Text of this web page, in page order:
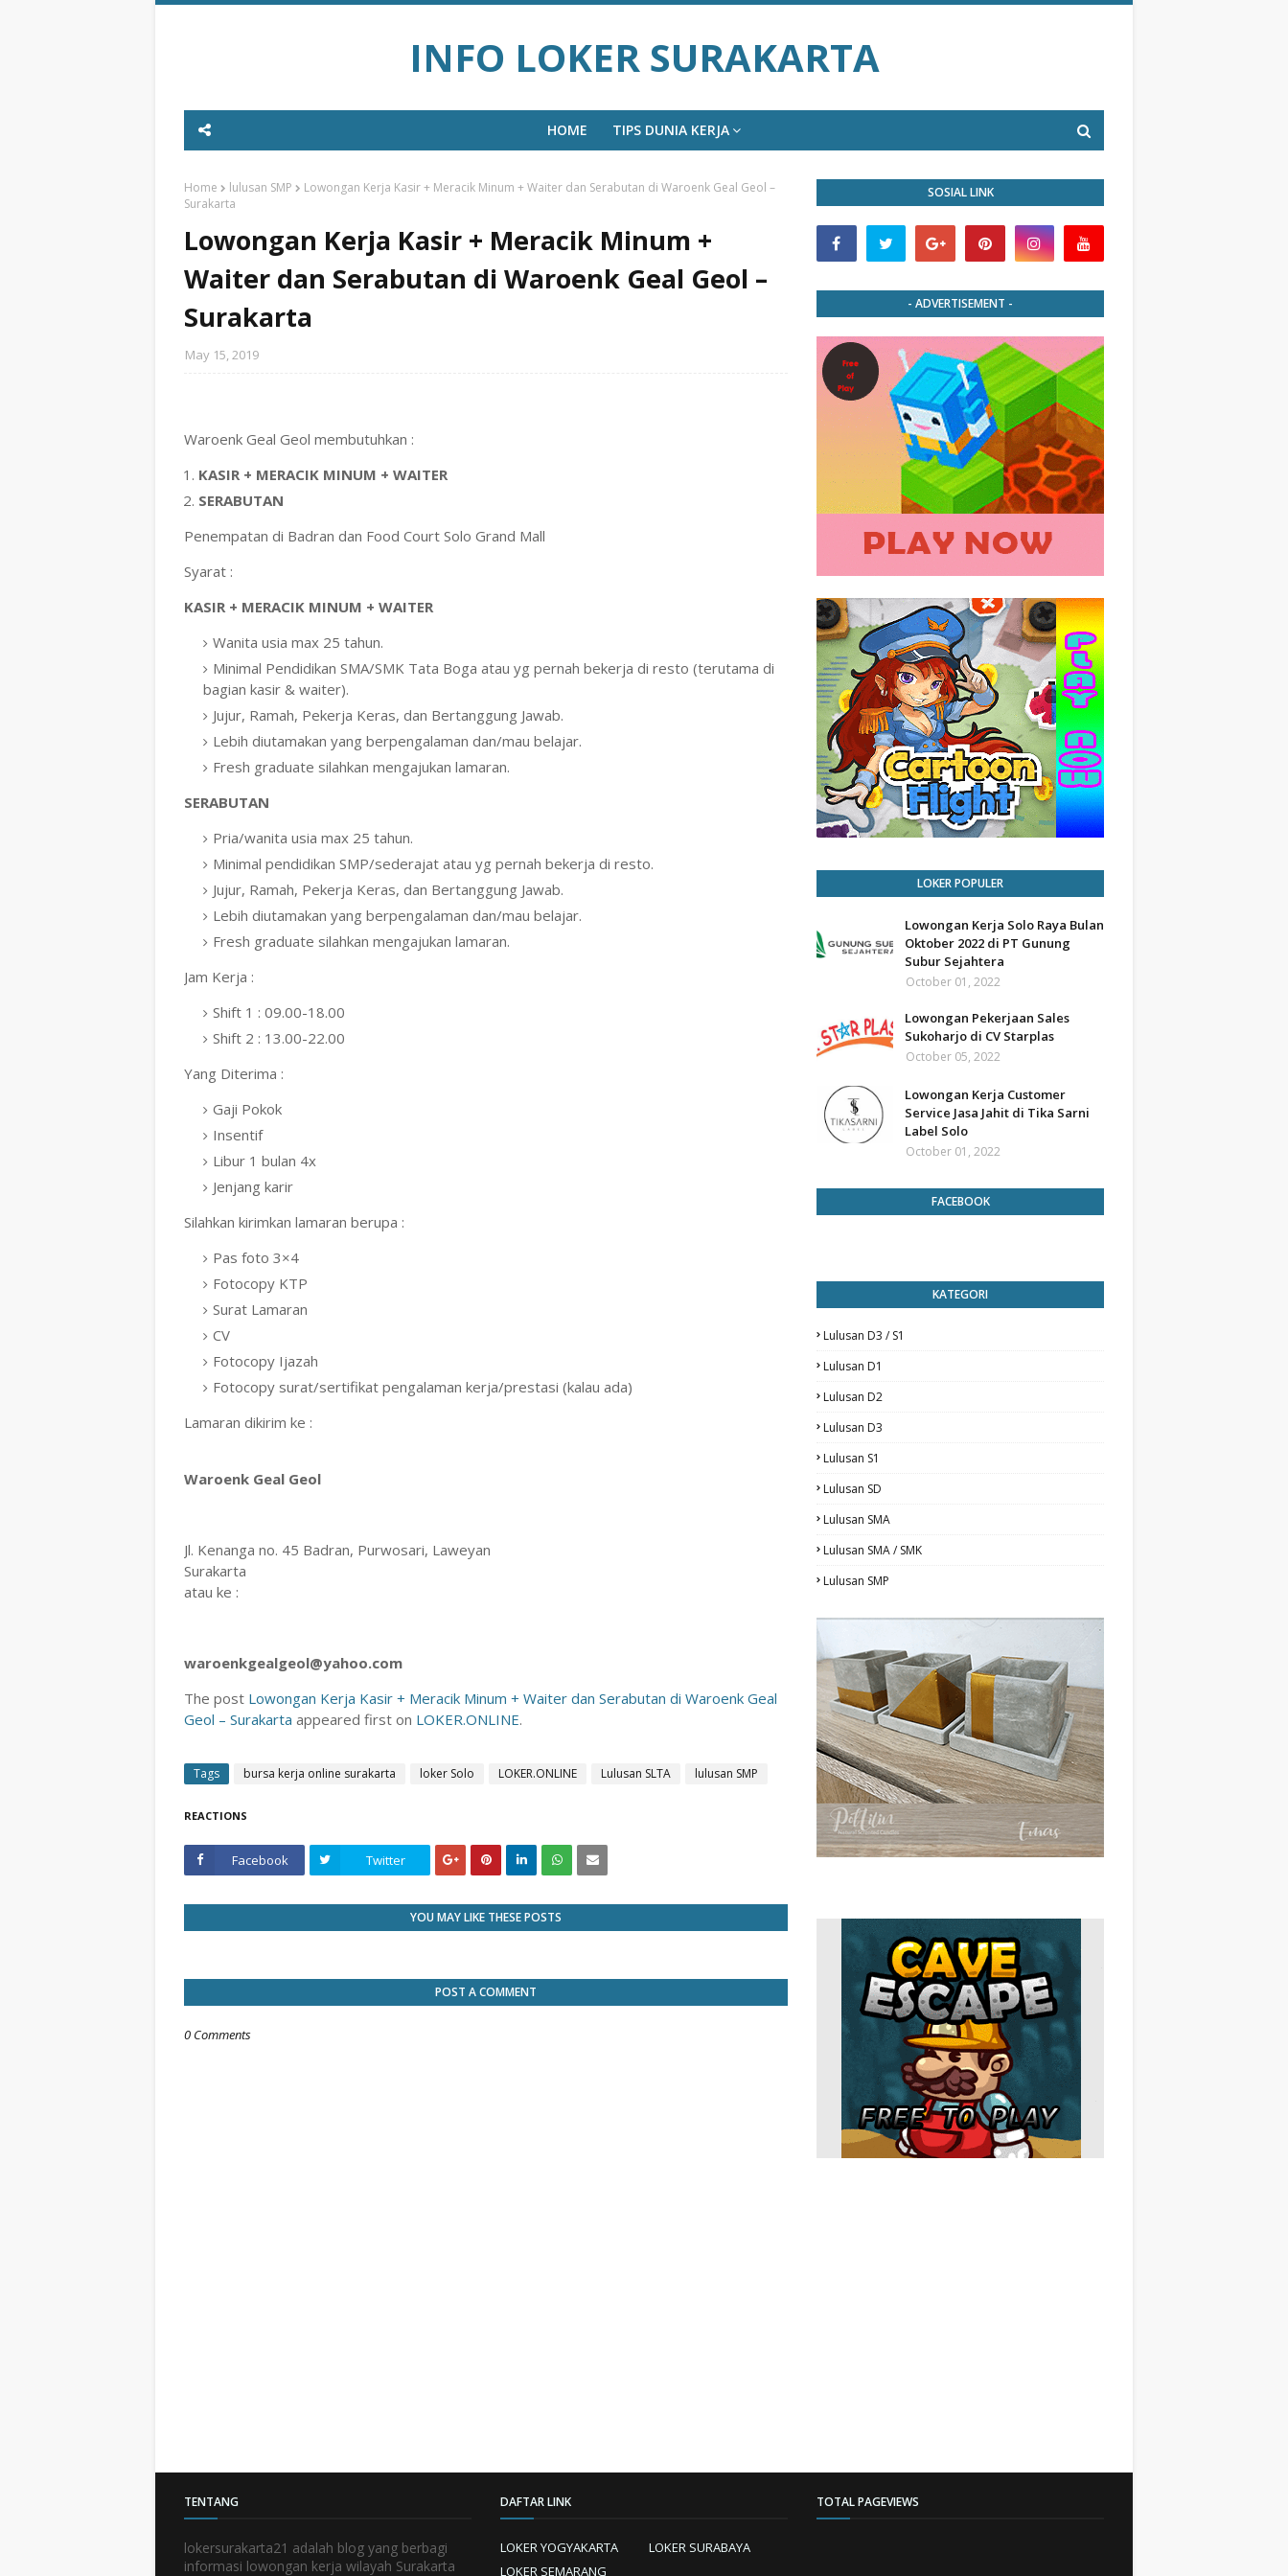
INFO LOKER SURAKARTA
HOME TIPS DUNIA KERJA
Home lulusan SMP
Lowongan Kerja Kasir + Meracik Minum + Waiter dan Serabutan di Waroenk Geal Geol –
Surakarta
Lowongan Kerja Kasir + Meracik Minum +
Waiter dan Serabutan di Waroenk Geal Geol –
Surakarta
May 15, 2019
Waroenk Geal Geol membutuhkan :
KASIR + MERACIK MINUM + WAITER
SERABUTAN
Penempatan di Badran dan Food Court Solo Grand Mall
Syarat :
KASIR + MERACIK MINUM + WAITER
Wanita usia max 25 tahun.
Minimal Pendidikan SMA/SMK Tata Boga atau yg pernah bekerja di resto (terutama di
bagian kasir & waiter).
Jujur, Ramah, Pekerja Keras, dan Bertanggung Jawab.
Lebih diutamakan yang berpengalaman dan/mau belajar.
Fresh graduate silahkan mengajukan lamaran.
SERABUTAN
Pria/wanita usia max 25 tahun.
Minimal pendidikan SMP/sederajat atau yg pernah bekerja di resto.
Jujur, Ramah, Pekerja Keras, dan Bertanggung Jawab.
Lebih diutamakan yang berpengalaman dan/mau belajar.
Fresh graduate silahkan mengajukan lamaran.
Jam Kerja :
Shift 1 : 09.00-18.00
Shift 2 : 13.00-22.00
Yang Diterima :
Gaji Pokok
Insentif
Libur 1 bulan 4x
Jenjang karir
Silahkan kirimkan lamaran berupa :
Pas foto 3×4
Fotocopy KTP
Surat Lamaran
CV
Fotocopy Ijazah
Fotocopy surat/sertifikat pengalaman kerja/prestasi (kalau ada)
Lamaran dikirim ke :
Waroenk Geal Geol
Jl. Kenanga no. 45 Badran, Purwosari, Laweyan
Surakarta
atau ke :
waroenkgealgeol@yahoo.com
The post Lowongan Kerja Kasir + Meracik Minum + Waiter dan Serabutan di Waroenk Geal
Geol – Surakarta appeared first on LOKER.ONLINE.
Tags bursa kerja online surakarta loker Solo LOKER.ONLINE Lulusan SLTA lulusan SMP
REACTIONS
Facebook Twitter
YOU MAY LIKE THESE POSTS
POST A COMMENT
0 Comments
SOSIAL LINK
- ADVERTISEMENT -
LOKER POPULER
Lowongan Kerja Solo Raya Bulan
Oktober 2022 di PT Gunung
Subur Sejahtera
October 01, 2022
Lowongan Pekerjaan Sales
Sukoharjo di CV Starplas
October 05, 2022
Lowongan Kerja Customer
Service Jasa Jahit di Tika Sarni
Label Solo
October 01, 2022
FACEBOOK
KATEGORI
Lulusan D3 / S1
Lulusan D1
Lulusan D2
Lulusan D3
Lulusan S1
Lulusan SD
Lulusan SMA
Lulusan SMA / SMK
Lulusan SMP
TENTANG
lokersurakarta21 adalah blog yang berbagi
informasi lowongan kerja wilayah Surakarta
DAFTAR LINK
LOKER YOGYAKARTA
LOKER SURABAYA
LOKER SEMARANG
TOTAL PAGEVIEWS